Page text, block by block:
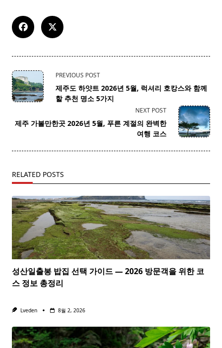
<span
class="nav-
subtitle
reader-
PREVIOUS POST
제주도 하얏트 2026년 5월, 럭셔리 호캉스와 함께
할 추천 명소 5가지
NEXT POST
제주 가볼만한곳 2026년 5월, 푸른 계절의 완벽한
여행 코스
RELATED POSTS
성산일출봉 밥집 선택 가이드 — 2026 방문객을 위한 코
스 정보 총정리
Lveden 8월 2, 2026